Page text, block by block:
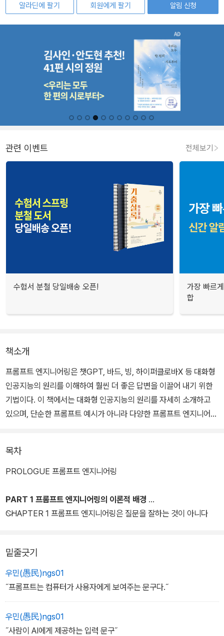
알라딘에 팔기
회원에게 팔기
알림 신청
관련 이벤트 전체보기
수험서 분철 당일배송 오픈!
가장 빠르
합
책소개
프롬프트 엔지니어링은 챗GPT, 바드, 빙, 하이퍼클로바X 등 대화형
인공지능의 원리를 이해하여 훨씬 더 좋은 답변을 이끌어 내기 위한
기법이다. 이 책에서는 대화형 인공지능의 원리를 자세히 소개하고
있으며, 단순한 프롬프트 예시가 아니라 다양한 프롬프트 엔지니어링
목차
PROLOGUE 프롬프트 엔지니어링
PART 1 프롬프트 엔지니어링의 이론적 배경
CHAPTER 1 프롬프트 엔지니어링은 질문을 잘하는 것이 아니다
밑줄긋기
우민(愚民)ngs01
˝프롬프트는 컴퓨터가 사용자에게 보여주는 문구다.˝
우민(愚民)ngs01
˝사람이 AI에게 제공하는 입력 문구˝